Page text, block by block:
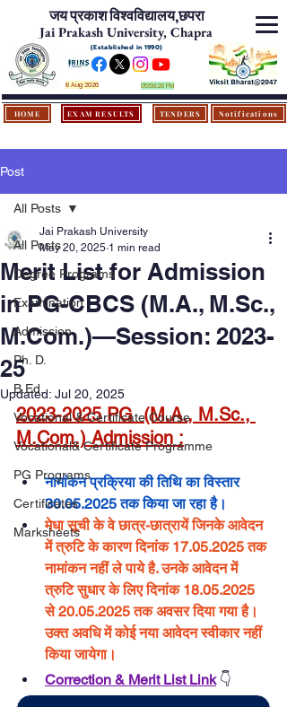
जय प्रकाश विश्‍वविद्यालय,छपरा
Jai Prakash University, Chapra
(Established in 1990)
8 Aug 2026 05:58:28 PM
HOME EXAM RESULTS TENDERS Notifications
Post
All Posts
Degree Programs
Examination
Admission
Ph. D.
B.Ed.
Vocational & Certificate Course
Vocational& Certificate Programme
PG Programs
Certificates
Marksheets
All Posts
Merit List for Admission
in PG-CBCS (M.A., M.Sc.,
M.Com.)—Session: 2023-
25
Jai Prakash University
May 20, 2025 1 min read
Updated: Jul 20, 2025
2023-2025 PG (M.A., M.Sc.,
M.Com.) Admission :
नामांकन प्रक्रिया की तिथि का विस्तार
30.05.2025 तक किया जा रहा है।
मेधा सूची के वे छात्र-छात्रायें जिनके आवेदन
में त्रुटि के कारण दिनांक 17.05.2025 तक
नामांकन नहीं ले पाये है. उनके आवेदन में
त्रुटि सुधार के लिए दिनांक 18.05.2025
से 20.05.2025 तक अवसर दिया गया है।
उक्त अवधि में कोई नया आवेदन स्वीकार नहीं
किया जायेगा।
Correction & Merit List Link 👇